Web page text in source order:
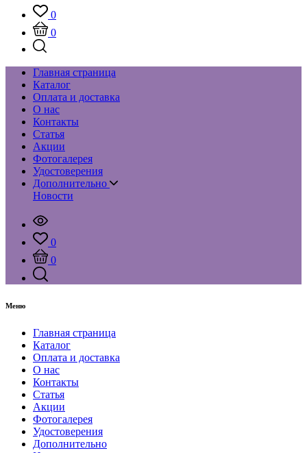
0
0
Главная страница
Каталог
Оплата и доставка
О нас
Контакты
Статья
Акции
Фотогалерея
Удостоверения
Дополнительно
Новости
0
0
Меню
Главная страница
Каталог
Оплата и доставка
О нас
Контакты
Статья
Акции
Фотогалерея
Удостоверения
Дополнительно